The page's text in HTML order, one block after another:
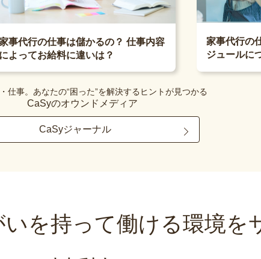
事代行の仕事は儲かるの？ 仕事内容
によってお給料に違いは？
家事代行の
ジュールに
仕事。あなたの“困った”を解決するヒントが見つかる
CaSyのオウンドメディア
CaSyジャーナル
を持って働ける環境を